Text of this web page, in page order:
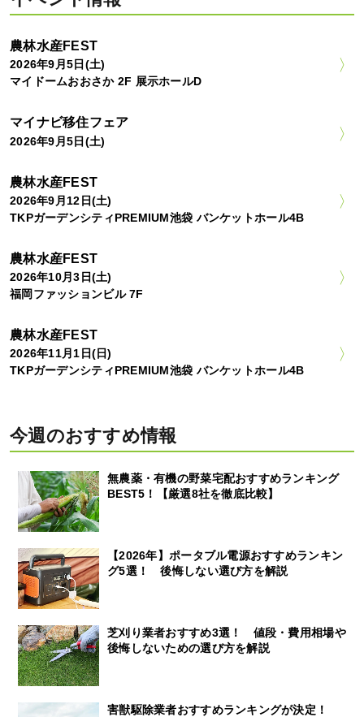
農林水産FEST
2026年9月5日(土)
マイドームおおさか 2F 展示ホールD
マイナビ移住フェア
2026年9月5日(土)
農林水産FEST
2026年9月12日(土)
TKPガーデンシティPREMIUM池袋 バンケットホール4B
農林水産FEST
2026年10月3日(土)
福岡ファッションビル 7F
農林水産FEST
2026年11月1日(日)
TKPガーデンシティPREMIUM池袋 バンケットホール4B
今週のおすすめ情報
無農薬・有機の野菜宅配おすすめランキング
BEST5！【厳選8社を徹底比較】
【2026年】ポータブル電源おすすめランキン
グ5選！ 後悔しない選び方を解説
芝刈り業者おすすめ3選！ 値段・費用相場や
後悔しないための選び方を解説
害獣駆除業者おすすめランキングが決定！